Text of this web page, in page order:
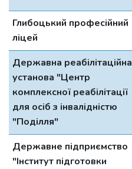
Глибоцький професійний
ліцей
Державна реабілітаційна
установа "Центр
комплексної реабілітації
для осіб з інвалідністю
"Поділля"
Державне підприємство
"Інститут підготовки